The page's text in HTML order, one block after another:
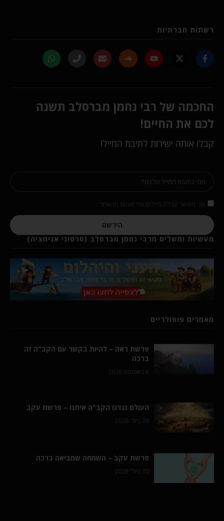
רשתות חברתיות
החכמה של רבי נחמן מברסלב תשנה
לכם את החיים!
קבלו אותה ישירות לתיבת המייל!
הירשם
מעשיות ומשלים מרבי נחמן מברסלב (סרטוני אנימציה)
מאמרים פופולריים
פרשת ראה – להיות בקשר עם הקב"ה זה
ברכה
6 באוגוסט 2026
העולם נגדנו הקב"ה איתנו – פרשת עקב
30 ביולי 2026
פרשת עקב – השמחה שמביאה ברכה
30 ביולי 2026